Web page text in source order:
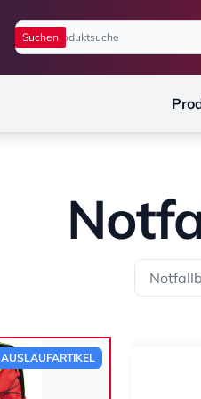
AUSLAUFARTIKEL